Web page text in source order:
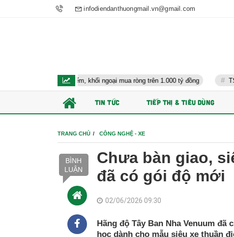
infodiendanthuongmail.vn@gmail.com
27 điểm, khối ngoại mua ròng trên 1.000 tỷ đồng TS Võ Trí Thành:
TIN TỨC TIẾP THỊ & TIÊU DÙNG
TRANG CHỦ CÔNG NGHỆ - XE
BÌNH
LUẬN
Chưa bàn giao,
đã có gói độ mới
02/06/2026 09:30
Hãng độ Tây Ban Nha Venuum
học dành cho mẫu siêu xe thuần